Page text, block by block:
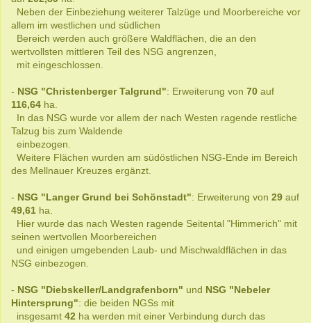
Neben der Einbeziehung weiterer Talzüge und Moorbereiche vor
allem im westlichen und südlichen
Bereich werden auch größere Waldflächen, die an den
wertvollsten mittleren Teil des NSG angrenzen,
mit eingeschlossen.
- NSG "Christenberger Talgrund": Erweiterung von 70 auf
116,64 ha.
In das NSG wurde vor allem der nach Westen ragende restliche
Talzug bis zum Waldende
einbezogen.
Weitere Flächen wurden am südöstlichen NSG-Ende im Bereich
des Mellnauer Kreuzes ergänzt.
- NSG "Langer Grund bei Schönstadt": Erweiterung von 29 auf
49,61 ha.
Hier wurde das nach Westen ragende Seitental "Himmerich" mit
seinen wertvollen Moorbereichen
und einigen umgebenden Laub- und Mischwaldflächen in das
NSG einbezogen.
- NSG "Diebskeller/Landgrafenborn" und NSG "Nebeler
Hintersprung": die beiden NGSs mit
insgesamt 42 ha werden mit einer Verbindung durch das